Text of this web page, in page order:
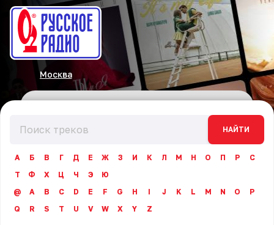
Москва
НАЙТИ
А Б В Г Д Е Ж З И К Л М Н О П Р
С
Т
Ф Х Ц Ч Э
Ю
@
A B C D E F G H I J K L M N O
P
Q
R S T U V W X Y Z